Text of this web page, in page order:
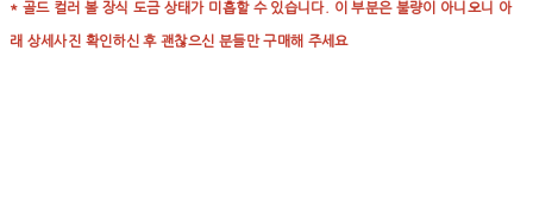
* 골드 컬러 볼 장식 도금 상태가 미흡할 수 있습니다. 이 부분은 불량이 아니오니 아
래 상세사진 확인하신 후 괜찮으신 분들만 구매해 주세요